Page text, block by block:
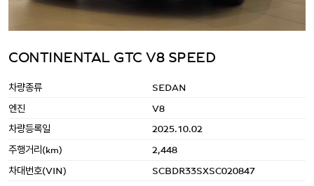
CONTINENTAL GTC V8 SPEED
차량종류 SEDAN
엔진 V8
차량등록일 2025.10.02
주행거리(km) 2,448
차대번호(VIN) SCBDR33SXSC020847